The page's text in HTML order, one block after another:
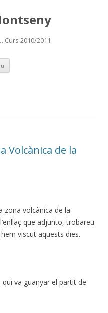
Curs 2010/2011
Skip
content
Volcànica de la
zona volcànica de la
que adjunto, trobareu
viscut aquests dies.
va guanyar el partit de